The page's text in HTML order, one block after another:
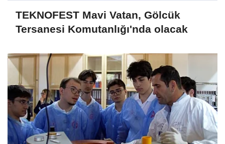
TEKNOFEST Mavi Vatan, Gölcük
Tersanesi Komutanlığı'nda olacak